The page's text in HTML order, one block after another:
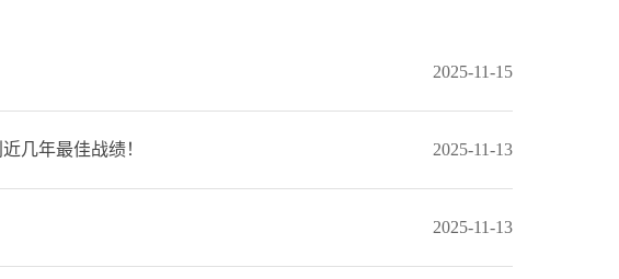
2025-11-15
几年最佳战绩！ 2025-11-13
2025-11-13